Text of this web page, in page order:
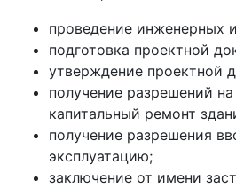
проведение инженерных
подготовка проектной
утверждение проектной
получение разрешений
капитальный ремонт
получение разрешения
эксплуатацию;
заключение от имени